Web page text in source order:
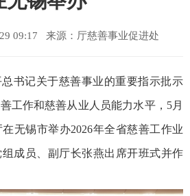
09:17 来源： 厅慈善事业促进处
书记关于慈善事业的重要指示批示
工作和慈善从业人员能力水平，5月
无锡市举办2026年全省慈善工作业
成员、副厅长张燕出席开班式并作